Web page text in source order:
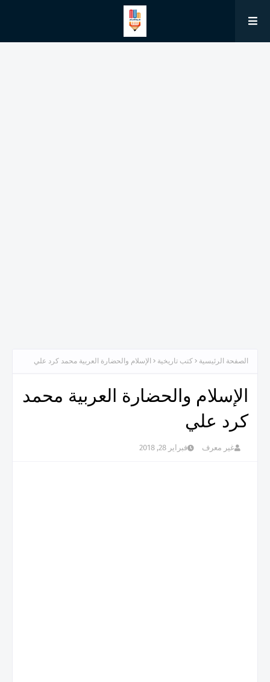
الصفحة الرئيسية كتب تاريخية الإسلام والحضارة العربية محمد كرد علي
الإسلام والحضارة العربية محمد
كرد علي
غير معرف فبراير 28, 2018